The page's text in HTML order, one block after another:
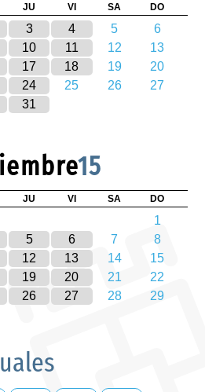
JU VI SA DO
3 4 5
6
10 11 12
13
17 18 19
20
24 25 26
27
31
15
JU VI SA DO
1
5 6 7
8
12 13 14
15
19 20 21
22
26 27 28
29